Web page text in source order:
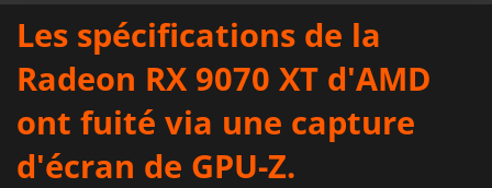
LOGICIELS
Les spécifications de la
Radeon RX 9070 XT d'AMD
ont fuité via une capture
d'écran de GPU-Z.